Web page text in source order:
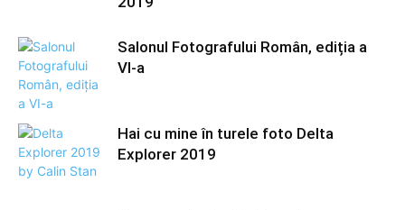
Salonul Fotografului Român, ediția a
VI-a
Hai cu mine în turele foto Delta
Explorer 2019